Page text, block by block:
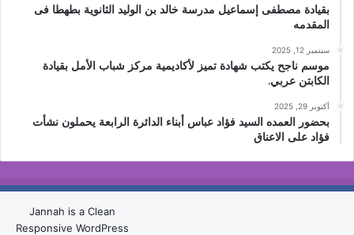
بقيادة مصطفى إسماعيل مدرسة خالد بن الوليد الثانوية بطهطا فى
المقدمه
سبتمبر 12, 2025
موسم ناجح يكتب شهادة تميز لأكاديمية مركز شباب الأمل بقيادة
الكابتن عربي.
أكتوبر 29, 2025
بحضور العمده السيد فؤاد عباس أبناء الدائرة الرابعة يحملون نشأت
فؤاد على الاعناق
Jannah is a Clean
Responsive WordPress